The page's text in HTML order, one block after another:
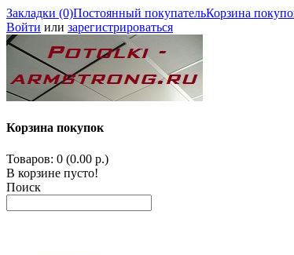
Закладки (0)Постоянный покупательКорзина
Войти или зарегистрироваться
Корзина покупок
Товаров: 0 (0.00 р.)
В корзине пусто!
Поиск